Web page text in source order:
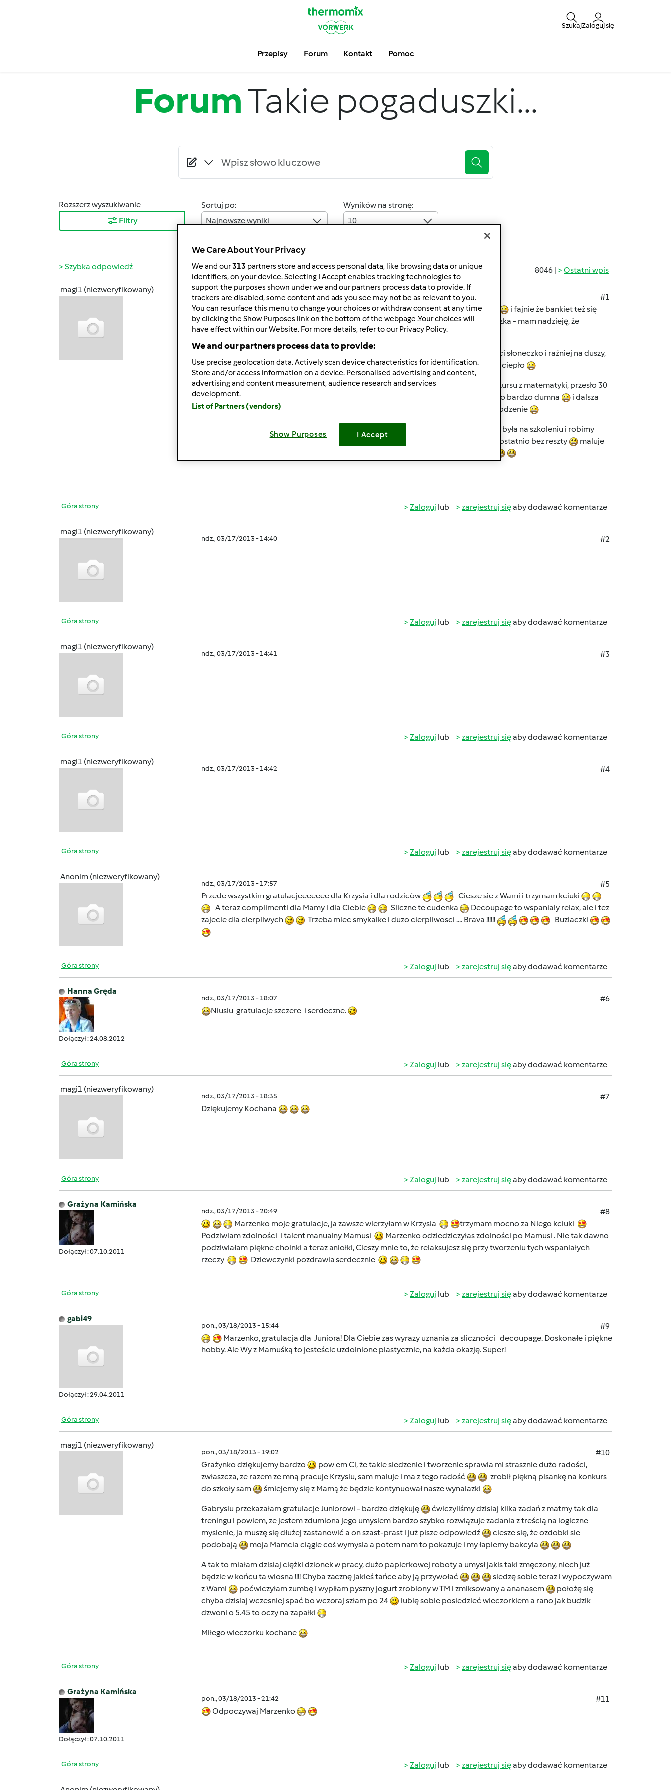
SzukajZaloguj się
Przepisy Forum Kontakt Pomoc
ForumTakie pogaduszki...
Rozszerz wyszukiwanie
Filtry
Sortuj po:
Najnowsze wyniki
Wyników na stronę:
10
8046 | Ostatni wpis
Szybka odpowiedź
magi1 (niezweryfikowany)
ndz., 03/17/2013 - 14:38
#1
Niusiu Kochana bardzo się cieszę, że już jesteś po obronie i wszystko poszło dobrze
i fajnie że bankiet też się
udał
nie ma to jak pomocne bliskie osoby
i cieszę się, że zrobilaś moje ciasteczka - mam nadzieję, że
smakowały
Grtauluję
Oj Dziewczyny gdzie ta wiosna, taka zimnica, na szczęście chociaż w ciągu dnia świeci słoneczko i raźniej na duszy,
ale te mrozy mnie już dobijają
ale jeszcze mam nadzieję chwilka i będzie w końcu ciepło
Muszę się Wam pochwalic Kochane, że Junior dostał sie do następnego etapu z konkursu z matematyki, przesło 30
osób z całej Bydgoszczy a on jako jedyny rodzynek ze szkoły
jestem z niego bardzo bardzo dumna
i dalsza
część startuje już w tą środę
tak więc trzymajcie kciuki kochane za powodzenie
A ja ostatnio mam nowe zajęcie - nauczyła mnie tego moja kochana Mamunia, która była na szkoleniu i robimy
różne cudeńka metodą decoupage
wciągnęłam się na maxa i pochłanie mnie to ostatnio bez reszty
maluje
Góra strony Zaloguj lub zarejestruj sięaby dodawać komentarze
magi1 (niezweryfikowany)
ndz., 03/17/2013 - 14:40 #2
Góra strony Zaloguj lub zarejestruj sięaby dodawać komentarze
magi1 (niezweryfikowany)
ndz., 03/17/2013 - 14:41 #3
Góra strony Zaloguj lub zarejestruj sięaby dodawać komentarze
magi1 (niezweryfikowany)
ndz., 03/17/2013 - 14:42 #4
Góra strony Zaloguj lub zarejestruj sięaby dodawać komentarze
Anonim (niezweryfikowany)
ndz., 03/17/2013 - 17:57
#5
Przede wszystkim gratulacjeeeeeee dla Krzysia i dla rodzicòw
Ciesze sie z Wami i trzymam kciuki
A teraz complimenti dla Mamy i dla Ciebie
Sliczne te cudenka
Decoupage to wspanialy relax, ale i tez
zajecie dla cierpliwych
Trzeba miec smykalke i duzo cierpliwosci .... Brava !!!!!! Buziaczki
Góra strony Zaloguj lub zarejestruj sięaby dodawać komentarze
Hanna Gręda
Dołączył : 24.08.2012
ndz., 03/17/2013 - 18:07
#6
Niusiu gratulacje szczere i serdeczne.
Góra strony Zaloguj lub zarejestruj sięaby dodawać komentarze
magi1 (niezweryfikowany)
ndz., 03/17/2013 - 18:35
#7
Dziękujemy Kochana
Góra strony Zaloguj lub zarejestruj sięaby dodawać komentarze
Grażyna Kamińska
Dołączył : 07.10.2011
ndz., 03/17/2013 - 20:49
#8
Marzenko moje gratulacje, ja zawsze wierzyłam w Krzysia
trzymam mocno za Niego kciuki
Podziwiam zdolności i talent manualny Mamusi
Marzenko odziedziczyłas zdolności po Mamusi . Nie tak dawno
podziwiałam piękne choinki a teraz aniołki, Cieszy mnie to, że relaksujesz się przy tworzeniu tych wspaniałych
rzeczy
Dziewczynki pozdrawia serdecznie
Góra strony Zaloguj lub zarejestruj sięaby dodawać komentarze
gabi49
Dołączył : 29.04.2011
pon., 03/18/2013 - 15:44
#9
Marzenko, gratulacja dla Juniora! Dla Ciebie zas wyrazy uznania za sliczności decoupage. Doskonałe i piękne
hobby. Ale Wy z Mamuśką to jesteście uzdolnione plastycznie, na każda okazję. Super!
Góra strony Zaloguj lub zarejestruj sięaby dodawać komentarze
magi1 (niezweryfikowany)
pon., 03/18/2013 - 19:02
#10
Grażynko dziękujemy bardzo
powiem Ci, że takie siedzenie i tworzenie sprawia mi strasznie dużo radości,
zwłaszcza, ze razem ze mną pracuje Krzysiu, sam maluje i ma z tego radość
zrobił piękną pisankę na konkurs
do szkoły sam
śmiejemy się z Mamą że będzie kontynuował nasze wynalazki
Gabrysiu przekazałam gratulacje Juniorowi - bardzo dziękuję
ćwiczyliśmy dzisiaj kilka zadań z matmy tak dla
treningu i powiem, ze jestem zdumiona jego umyslem bardzo szybko rozwiązuje zadania z treścią na logiczne
myslenie, ja muszę się dłużej zastanowić a on szast-prast i już pisze odpowiedź
ciesze się, że ozdobki sie
podobają
moja Mamcia ciągle coś wymysla a potem nam to pokazuje i my łapiemy bakcyla
A tak to miałam dzisiaj ciężki dzionek w pracy, dużo papierkowej roboty a umysł jakis taki zmęczony, niech już
będzie w końcu ta wiosna !!!! Chyba zacznę jakieś tańce aby ją przywołać
siedzę sobie teraz i wypoczywam
z Wami
poćwiczyłam zumbę i wypiłam pyszny jogurt zrobiony w TM i zmiksowany a ananasem
położę się
chyba dzisiaj wczesniej spać bo wczoraj szłam po 24
lubię sobie posiedzieć wieczorkiem a rano jak budzik
dzwoni o 5.45 to oczy na zapałki
Miłego wieczorku kochane
Góra strony Zaloguj lub zarejestruj sięaby dodawać komentarze
Grażyna Kamińska
Dołączył : 07.10.2011
pon., 03/18/2013 - 21:42
#11
Odpoczywaj Marzenko
Góra strony Zaloguj lub zarejestruj sięaby dodawać komentarze
We Care About Your Privacy
We and our313 partners store and access personal data, like browsing data or unique
identifiers, on your device. Selecting I Accept enables tracking technologies to
support the purposes shown under we and our partners process data to provide. If
trackers are disabled, some content and ads you see may not be as relevant to you.
You can resurface this menu to change your choices or withdraw consent at any time
by clicking the Show Purposes link on the bottom of the webpage .Your choices will
have effect within our Website. For more details, refer to our Privacy Policy.
We and our partners process data to provide:
Use precise geolocation data. Actively scan device characteristics for identification.
Store and/or access information on a device. Personalised advertising and content,
advertising and content measurement, audience research and services
development.
List of Partners (vendors)
Show Purposes I Accept